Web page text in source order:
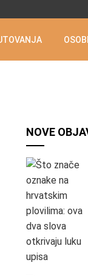
NOVE